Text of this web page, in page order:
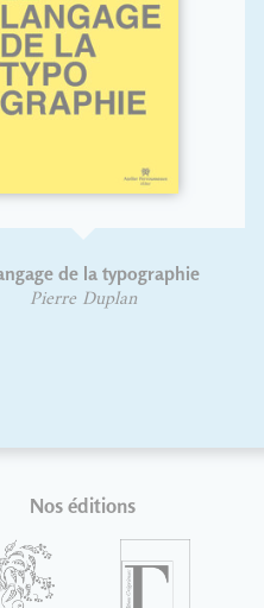
de la typographie
Pierre Duplan
Nos éditions